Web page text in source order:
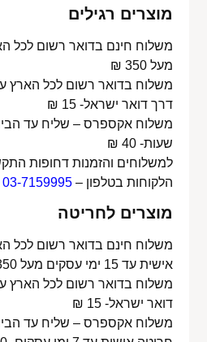
מוצרים רגילים
מעל 350 ₪
דרך דואר ישראל- 15 ₪
שעות- 40 ₪
למשלוחים והזמנות דחופות
הלקוחות בטלפון –03-7159995
מוצרים לחריטה
משלוח חינם בדואר רשום לכל
אישית עד 15 ימי עסקים מעל 350 ₪
דואר ישראל- 15 ₪
משלוח אקספרס – שליח עד